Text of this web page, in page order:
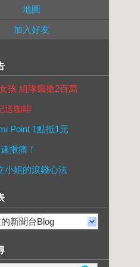
地圖
加入好友
孩 組隊瘋搶2百萬
送咖啡
Point 1點抵1元
揪痛！
小姐的滾錢心法
新聞台Blog